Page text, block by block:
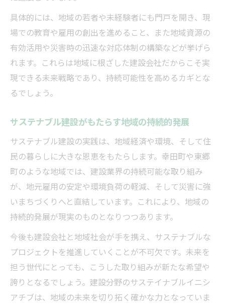
具体的には、地域の若者や未経験者にも門戸を開き、現
場での教育や雇用の創出を進めること、また地域資源の
有効活用や災害時の迅速な対応体制の構築などが挙げら
れます。これらは地域に根ざした建設会社だからこそ実
現できる未来戦略であり、持続可能性を高めるカギとな
るでしょう。
サステナブル建設がもたらす地域の持続的発展
サステナブル建設の実践は、地域経済や環境、そして住
民の暮らしに大きな恩恵をもたらします。幸田町や東郷
町のような地域では、建設業界の持続可能な取り組み
が、地元雇用の安定や環境負荷の軽減、そして災害に強
いまちづくりへと直結しています。これにより、地域の
持続的発展が現実のものとなりつつあります。
今後も建設会社と地域社会が手を携え、サステナブルな
プロジェクトを推進していくことが不可欠です。未来を
担う世代にとっても、こうした取り組みが新たな希望や
誇りとなるでしょう。建設分野のサステイナブルイニシ
アチブは、地域の未来を切り拓く確かな力となっていま